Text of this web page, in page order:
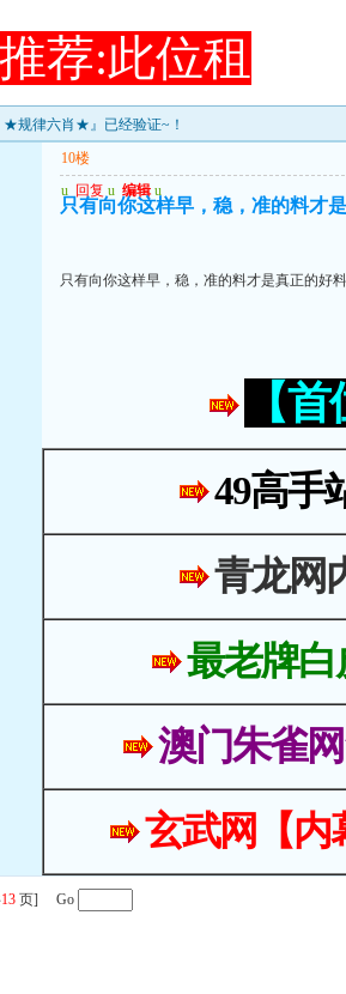
荐:此位租
★规律六肖★』已经验证~！
10楼
u 回复 u 编辑 u
只有向你这样早，稳，准的料才
只有向你这样早，稳，准的料才是真正的好料
【
49高手
青龙网
最老牌白
澳门朱雀
玄武网【
13 页] Go